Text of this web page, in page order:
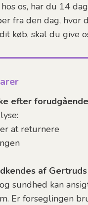
os, har du 14
fra den dag, hvor
køb, skal du give
efter
at returnere
af
sundhed kan
Er forseglingen